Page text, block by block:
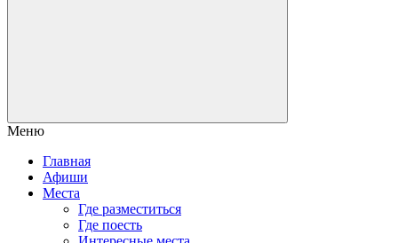
Меню
Главная
Афиши
Места
Где разместиться
Где поесть